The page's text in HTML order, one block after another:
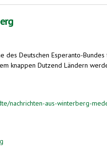
des Deutschen Esperanto-
knappen Dutzend Ländern
nachrichten-aus-winterberg-